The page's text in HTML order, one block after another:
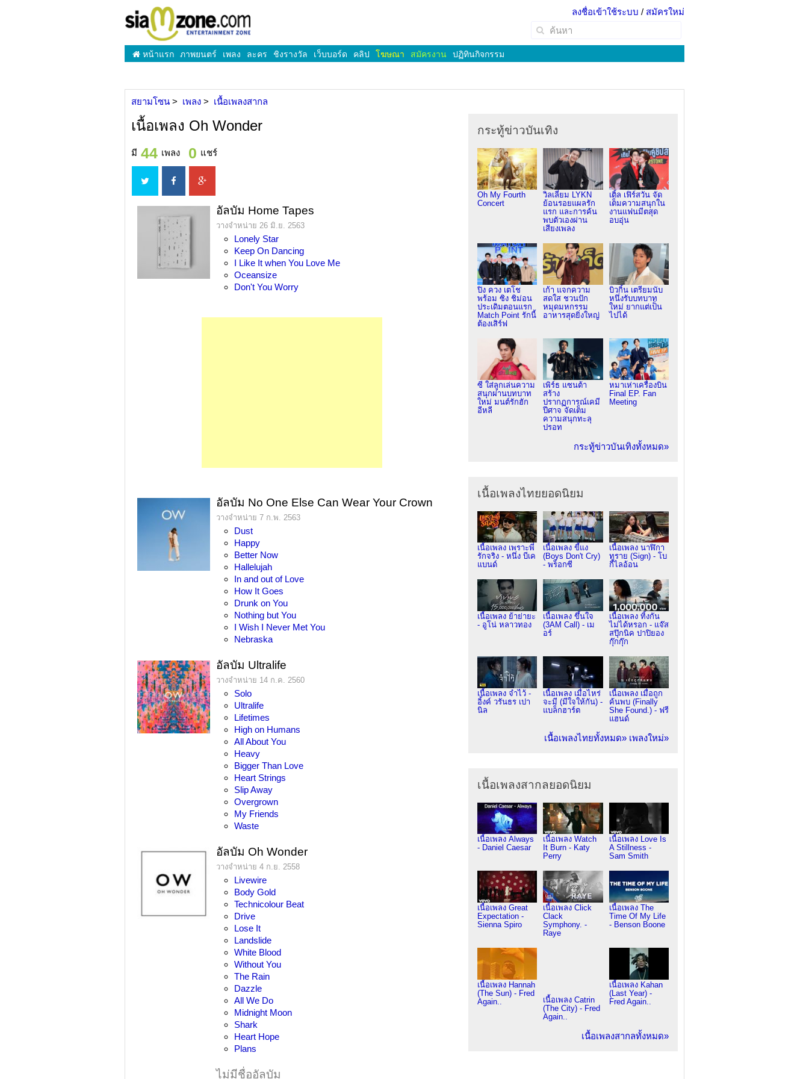
ลงชื่อเข้าใช้ระบบ / สมัครใหม่
หน้าแรก ภาพยนตร์ เพลง ละคร ชิงรางวัล เว็บบอร์ด คลิป โฆษณา สมัครงาน ปฏิทินกิจกรรม
สยามโซน เพลง เนื้อเพลงสากล
เนื้อเพลง Oh Wonder
มี 44 เพลง 0 แชร์
อัลบัม Home Tapes
วางจำหน่าย 26 มิ.ย. 2563
Lonely Star
Keep On Dancing
I Like It when You Love Me
Oceansize
Don't You Worry
อัลบัม No One Else Can Wear Your Crown
วางจำหน่าย 7 ก.พ. 2563
Dust
Happy
Better Now
Hallelujah
In and out of Love
How It Goes
Drunk on You
Nothing but You
I Wish I Never Met You
Nebraska
อัลบัม Ultralife
วางจำหน่าย 14 ก.ค. 2560
Solo
Ultralife
Lifetimes
High on Humans
All About You
Heavy
Bigger Than Love
Heart Strings
Slip Away
Overgrown
My Friends
Waste
อัลบัม Oh Wonder
วางจำหน่าย 4 ก.ย. 2558
Livewire
Body Gold
Technicolour Beat
Drive
Lose It
Landslide
White Blood
Without You
The Rain
Dazzle
All We Do
Midnight Moon
Shark
Heart Hope
Plans
ไม่มีชื่ออัลบัม
กระทู้ข่าวบันเทิง
Oh My Fourth
Concert
วิลเลี่ยม LYKN
ย้อนรอยแผลรัก
แรก และการค้น
พบตัวเองผ่าน
เสียงเพลง
เติ้ล เฟิร์สวัน จัด
เต็มความสนุกใน
งานแฟนมีตสุด
อบอุ่น
ปิง ควง เตโช
พร้อม ซิง ชิม่อน
ประเดิมตอนแรก
Match Point รักนี้
ต้องเสิร์ฟ
เก้า แจกความ
สดใส ชวนปัก
หมุดมหกรรม
อาหารสุดยิ่งใหญ่
บิวกิ้น เตรียมนับ
หนึ่งรับบทบาท
ใหม่ ยากแต่เป็น
ไปได้
ซี ใส่ลูกเล่นความ
สนุกผ่านบทบาท
ใหม่ มนต์รักฮัก
อีหลี
เพิร์ธ แซนต้า
สร้าง
ปรากฏการณ์เคมี
ปีศาจ จัดเต็ม
ความสนุกทะลุ
ปรอท
หมาเห่าเครื่องบิน
Final EP. Fan
Meeting
กระทู้ข่าวบันเทิงทั้งหมด»
เนื้อเพลงไทยยอดนิยม
เนื้อเพลง เพราะพี่
รักจริง - หนึ่ง บีเค
แบนด์
เนื้อเพลง ขี้แง
(Boys Don't Cry)
- พร็อกซี
เนื้อเพลง นาฬิกา
ทราย (Sign) - โบ
กี้ไลอ้อน
เนื้อเพลง ย้าย่ายะ
- อูโน่ หลาวทอง
เนื้อเพลง ขึ้นใจ
(3AM Call) - เม
อร์
เนื้อเพลง ทิ้งกัน
ไม่ได้หรอก - แจ๊ส
สปุ๊กนิค ปาปิยอง
กุ๊กกุ๊ก
เนื้อเพลง จำไว้ -
อิ้งค์ วรันธร เปา
นิล
เนื้อเพลง เมื่อไหร่
จะมี (มีใจให้กัน) -
แบล็กฮาร์ต
เนื้อเพลง เมื่อถูก
ค้นพบ (Finally
She Found.) - ฟรี
แฮนด์
เนื้อเพลงไทยทั้งหมด» เพลงใหม่»
เนื้อเพลงสากลยอดนิยม
เนื้อเพลง Always
- Daniel Caesar
เนื้อเพลง Watch
It Burn - Katy
Perry
เนื้อเพลง Love Is
A Stillness -
Sam Smith
เนื้อเพลง Great
Expectation -
Sienna Spiro
เนื้อเพลง Click
Clack
Symphony. -
Raye
เนื้อเพลง The
Time Of My Life
- Benson Boone
เนื้อเพลง Hannah
(The Sun) - Fred
Again..
เนื้อเพลง Catrin
(The City) - Fred
Again..
เนื้อเพลง Kahan
(Last Year) -
Fred Again..
เนื้อเพลงสากลทั้งหมด»